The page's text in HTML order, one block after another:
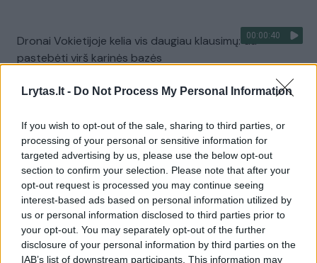
Lrytas.lt - Do Not Process My Personal Information
If you wish to opt-out of the sale, sharing to third parties, or
processing of your personal or sensitive information for
targeted advertising by us, please use the below opt-out
section to confirm your selection. Please note that after your
opt-out request is processed you may continue seeing
interest-based ads based on personal information utilized by
us or personal information disclosed to third parties prior to
your opt-out. You may separately opt-out of the further
disclosure of your personal information by third parties on the
IAB’s list of downstream participants. This information may
00:00:40
Dronai Vokietijoje kelia vis daugiau klausimų: du
pastebėti virš karinės bazės
Visi įrašai
Žiūrimiausi įrašai
00:00:30
Vaizdai iš tragiškos avarijos Vilniaus r.: dviejų moterų ir